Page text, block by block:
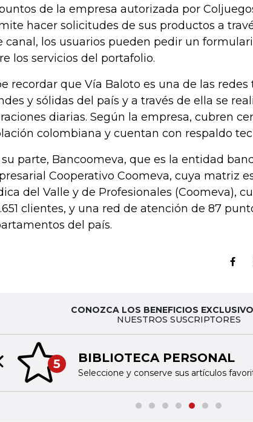
de la empresa autorizada por
hacer solicitudes de sus productos a
canal, los usuarios pueden pedir un
los servicios del portafolio.
recordar que Vía Baloto es una de las
y sólidas del país y a través de ella se
diarias. Según la empresa, cubren
colombiana y cuentan con respaldo
parte, Bancoomeva, que es la entidad
Cooperativo Coomeva, cuya matriz
del Valle y de Profesionales (Coomeva),
clientes, y una red de atención de 87
del país.
CONOZCA LOS BENEFICIOS
NUESTROS SUSCRIPTORES
5 BIBLIOTECA PERSONAL
Seleccione y conserve sus artículos
slide